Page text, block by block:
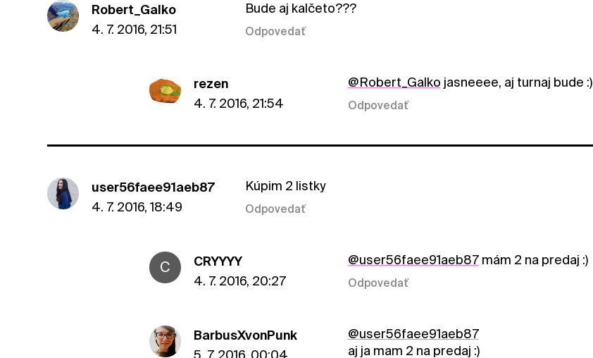
Robert_Galko
4. 7. 2016, 21:51
Bude aj kalčeto???
Odpovedať
rezen
4. 7. 2016, 21:54
@Robert_Galko jasneeee, aj turnaj bude :)
Odpovedať
user56faee91aeb87
4. 7. 2016, 18:49
Kúpim 2 listky
Odpovedať
C
CRYYYY
4. 7. 2016, 20:27
@user56faee91aeb87mám 2 na predaj :)
Odpovedať
BarbusXvonPunk
5. 7. 2016, 00:04
@user56faee91aeb87
aj ja mam 2 na predaj :)